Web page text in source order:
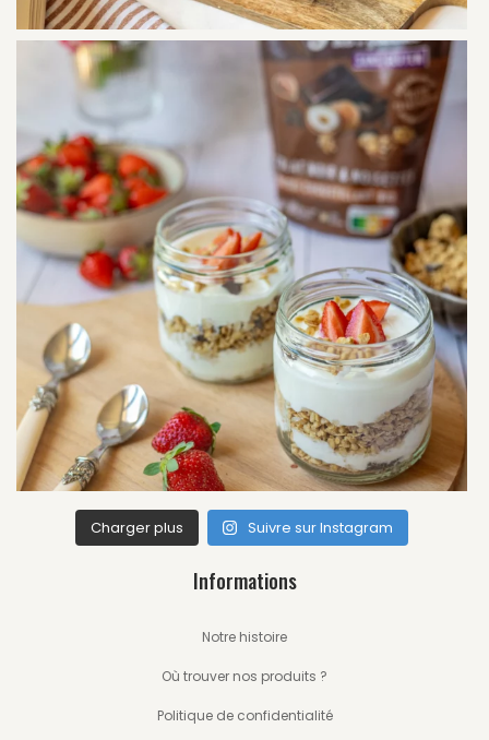
Charger plus Suivre sur Instagram
Informations
Notre histoire
Où trouver nos produits ?
Politique de confidentialité